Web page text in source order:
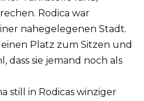
Rodica war
nahegelegenen Stadt.
Platz zum Sitzen und
dass sie jemand noch als
still in Rodicas winziger